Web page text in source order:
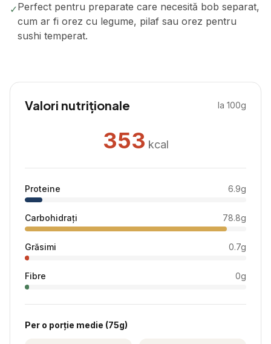
✓Perfect pentru preparate care necesită bob separat,
cum ar fi orez cu legume, pilaf sau orez pentru
sushi temperat.
Valori nutriționale la 100g
353 kcal
Proteine 6.9g
Carbohidrați 78.8g
Grăsimi 0.7g
Fibre 0g
Per o porție medie (75g)